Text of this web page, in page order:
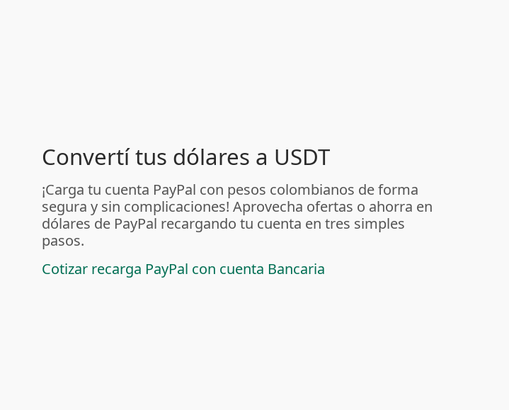
Convertí tus dólares a USDT
¡Carga tu cuenta PayPal con pesos colombianos de forma
segura y sin complicaciones! Aprovecha ofertas o ahorra en
dólares de PayPal recargando tu cuenta en tres simples
pasos.
Cotizar recarga PayPal con cuenta Bancaria